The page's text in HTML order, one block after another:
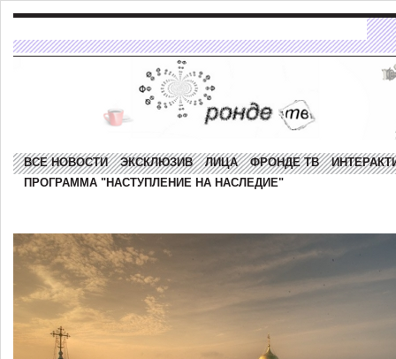
ВСЕ НОВОСТИ ЭКСКЛЮЗИВ ЛИЦА ФРОНДЕ ТВ
ПРОГРАММА "НАСТУПЛЕНИЕ НА НАСЛЕДИЕ"